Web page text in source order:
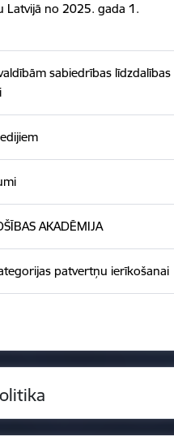
Latvijā no 2025. gada 1.
sabiedrības līdzdalības
AKADĒMIJA
patvertņu ierīkošanai